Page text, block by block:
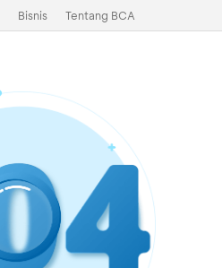
Bisnis Tentang BCA